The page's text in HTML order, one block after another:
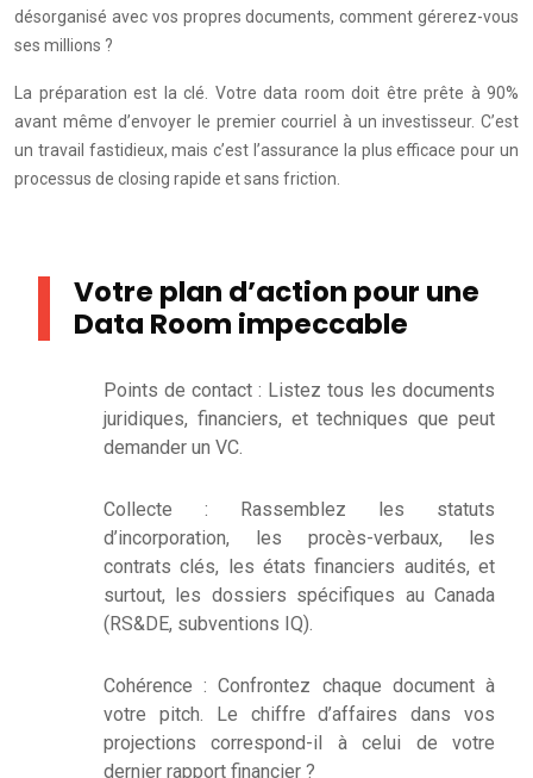
désorganisé avec vos propres documents, comment gérerez-vous
ses millions ?
La préparation est la clé. Votre data room doit être prête à 90%
avant même d’envoyer le premier courriel à un investisseur. C’est
un travail fastidieux, mais c’est l’assurance la plus efficace pour un
processus de closing rapide et sans friction.
Votre plan d’action pour une
Data Room impeccable
Points de contact : Listez tous les documents
juridiques, financiers, et techniques que peut
demander un VC.
Collecte : Rassemblez les statuts
d’incorporation, les procès-verbaux, les
contrats clés, les états financiers audités, et
surtout, les dossiers spécifiques au Canada
(RS&DE, subventions IQ).
Cohérence : Confrontez chaque document à
votre pitch. Le chiffre d’affaires dans vos
projections correspond-il à celui de votre
dernier rapport financier ?